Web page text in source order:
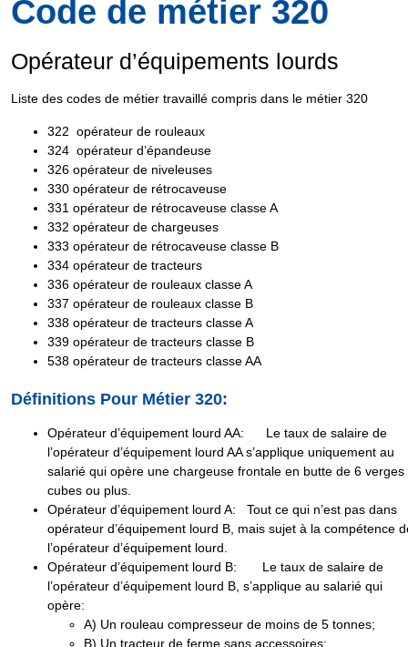
Code de métier 320
Opérateur d’équipements lourds
Liste des codes de métier travaillé compris dans le métier 320
322 opérateur de rouleaux
324 opérateur d’épandeuse
326 opérateur de niveleuses
330 opérateur de rétrocaveuse
331 opérateur de rétrocaveuse classe A
332 opérateur de chargeuses
333 opérateur de rétrocaveuse classe B
334 opérateur de tracteurs
336 opérateur de rouleaux classe A
337 opérateur de rouleaux classe B
338 opérateur de tracteurs classe A
339 opérateur de tracteurs classe B
538 opérateur de tracteurs classe AA
Définitions Pour Métier 320:
Opérateur d’équipement lourd AA: Le taux de salaire de
l’opérateur d’équipement lourd AA s’applique uniquement au
salarié qui opère une chargeuse frontale en butte de 6 verges
cubes ou plus
Opérateur d’équipement lourd A: Tout ce qui n’est pas dans
opérateur d’équipement lourd B, mais sujet à la compétence
l’opérateur d’équipement lourd.
Opérateur d’équipement lourd B: Le taux de salaire de
l’opérateur d’équipement lourd B, s’applique au salarié qui
opère:
A) Un rouleau compresseur de moins de 5 tonnes;
B) Un tracteur de ferme sans accessoires;